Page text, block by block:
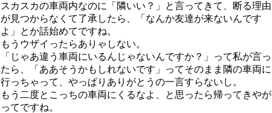
スカスカの車両内なのに「隣いい？」と言ってきて、断る理由
が見つからなくて了承したら、「なんか友達が来ないんです
よ」とか話始めてですね。
もうウザイったらありゃしない。
「じゃあ違う車両にいるんじゃないんですか？」って私が言っ
たら、「ああそうかもしれないです」ってそのまま隣の車両に
行っちゃって、やっぱりありがとうの一言すらないし。
もう二度とこっちの車両にくるなよ、と思ったら帰ってきやが
ってですね。